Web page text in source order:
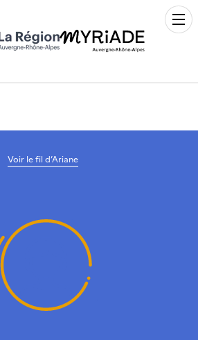
Voir le fil d’Ariane